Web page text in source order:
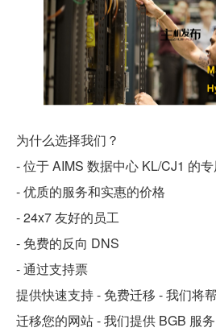
为什么选择我们？
- 位于 AIMS 数据中心 KL/CJ1 的
- 优质的服务和实惠的价格
- 24x7 友好的员工
- 免费的反向 DNS
- 通过支持票
提供快速支持 - 免费迁移 - 我们将
迁移您的网站 - 我们提供 BGB 服